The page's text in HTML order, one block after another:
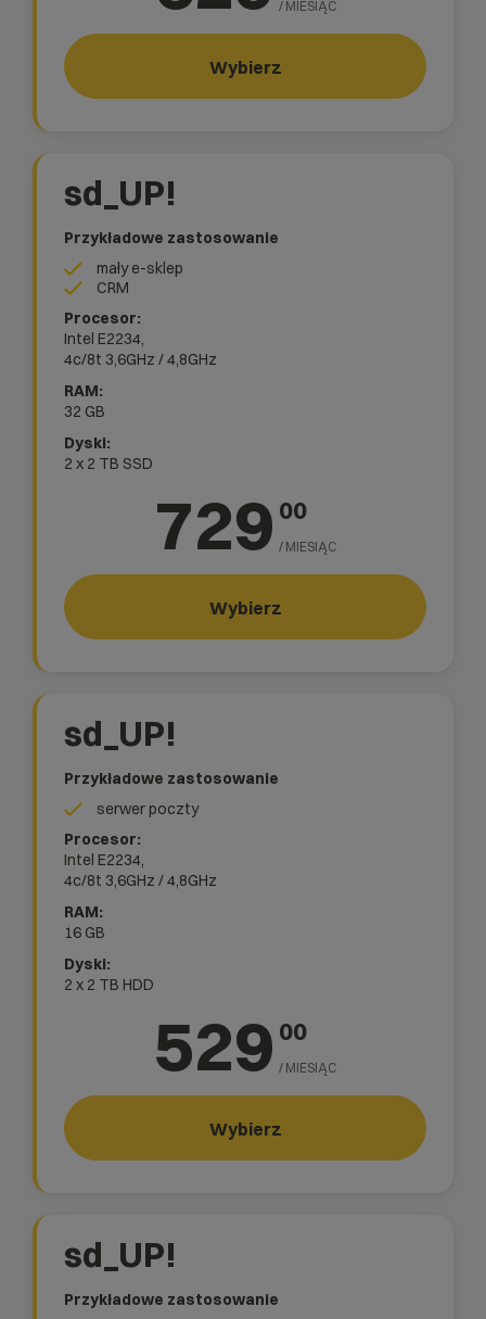
/ MIESIĄC
Wybierz
sd_UP!
Przykładowe zastosowanie
mały e-sklep
CRM
Intel E2234,
4c/8t 3,6GHz / 4,8GHz
32 GB
2 x 2 TB SSD
729 00
/ MIESIĄC
Wybierz
sd_UP!
Przykładowe zastosowanie
serwer poczty
Intel E2234,
4c/8t 3,6GHz / 4,8GHz
16 GB
2 x 2 TB HDD
529 00
/ MIESIĄC
Wybierz
sd_UP!
Przykładowe zastosowanie